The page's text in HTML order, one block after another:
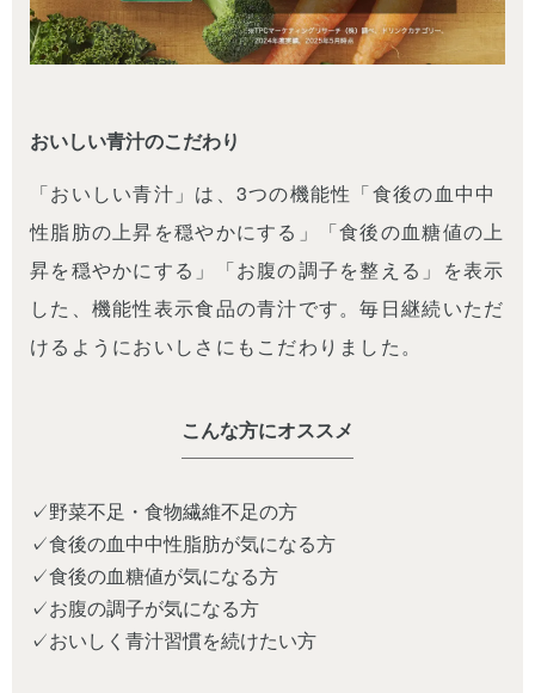
おいしい青汁のこだわり
「おいしい青汁」は、3つの機能性「食後の血中中
性脂肪の上昇を穏やかにする」「食後の血糖値の上
昇を穏やかにする」「お腹の調子を整える」を表示
した、機能性表示食品の青汁です。毎日継続いただ
けるようにおいしさにもこだわりました。
こんな方にオススメ
✓野菜不足・食物繊維不足の方
✓食後の血中中性脂肪が気になる方
✓食後の血糖値が気になる方
✓お腹の調子が気になる方
✓おいしく青汁習慣を続けたい方